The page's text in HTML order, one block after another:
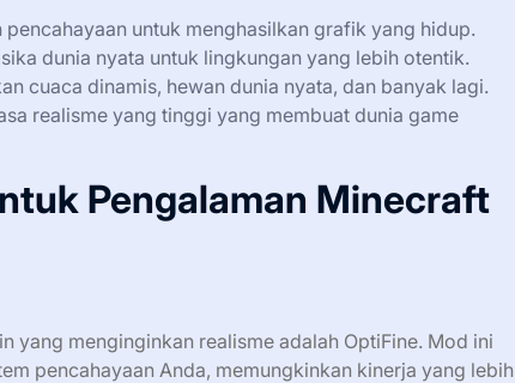
pencahayaan untuk menghasilkan grafik yang hidup.
dunia nyata untuk lingkungan yang lebih otentik.
cuaca dinamis, hewan dunia nyata, dan banyak lagi.
realisme yang tinggi yang membuat dunia game
Pengalaman Minecraft
yang menginginkan realisme adalah OptiFine. Mod ini
pencahayaan Anda, memungkinkan kinerja yang lebih